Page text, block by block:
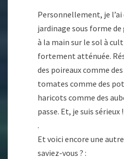
Personnellement, je
jardinage sous forme
à la main sur le sol à
fortement atténuée.
des poireaux comme
tomates comme des
haricots comme des
passe. Et, je suis sérieux !
.
Et voici encore une
saviez-vous ? :